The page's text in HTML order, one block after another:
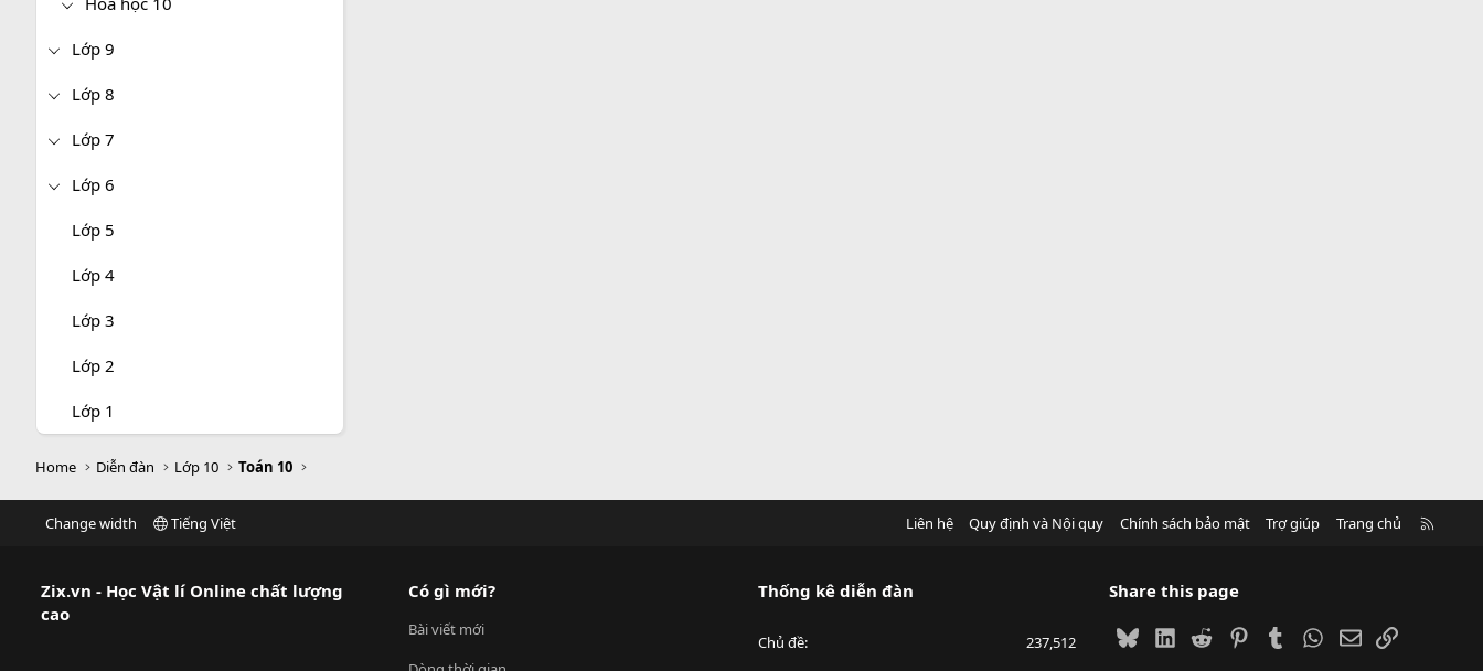
Lớp 9
Lớp 8
Lớp 7
Lớp 6
Lớp 5
Lớp 4
Lớp 3
Lớp 2
Lớp 1
Home Diễn đàn Lớp 10 Toán 10
Change width Tiếng Việt Liên hệ Quy định và Nội quy Chính sách bảo mật Trợ giúp Trang chủ
Zix.vn - Học Vật lí Online chất lượng
cao
Có gì mới?
Bài viết mới
Thống kê diễn đàn
Chủ đề 237,512
Share this page
BlueskyLinkedIn
Reddit PinterestTumblrWhatsApp
EmailLink